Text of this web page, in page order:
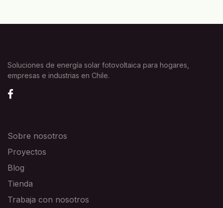
Soluciones de energía solar fotovoltaica para hogares,
empresas e industrias en Chile.
Sobre nosotros
Proyectos
Blog
Tienda
Trabaja con nosotros